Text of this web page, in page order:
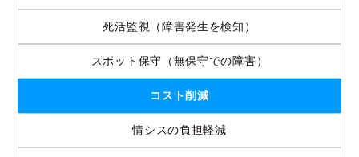
死活監視（障害発生を検知）
スポット保守（無保守での障害）
コスト削減
情シスの負担軽減